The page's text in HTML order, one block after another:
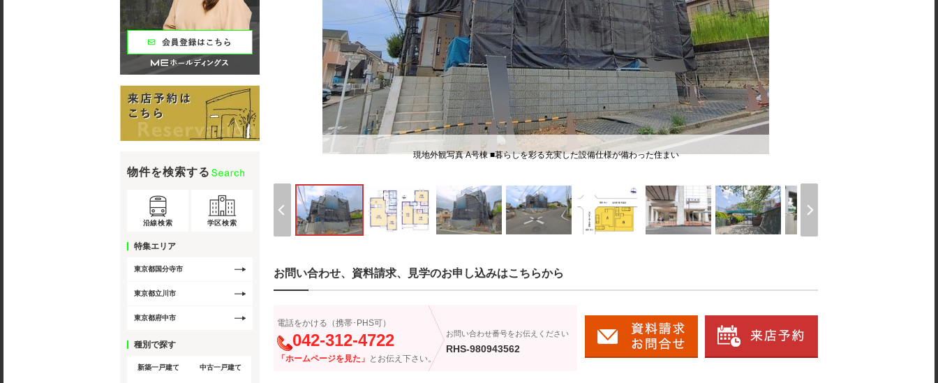
現地外観写真 A号棟 ■暮らしを彩る充実した設備仕様が備わった住まい
お問い合わせ、資料請求、見学のお申し込みはこちらから
電話をかける（携帯･PHS可）
042-312-4722
「ホームページを見た」 とお伝え下さい。
お問い合わせ番号をお伝えください
RHS-980943562
物件を検索する
沿線検索 学区検索
特集エリア
東京都国分寺市
東京都立川市
東京都府中市
種別で探す
新築一戸建て 中古一戸建て